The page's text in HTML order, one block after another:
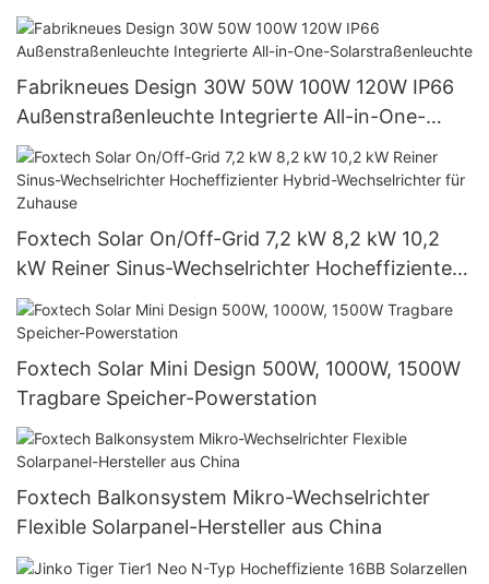
Camping Stromgenerator
Fabrikneues Design 30W 50W 100W 120W IP66
Außenstraßenleuchte Integrierte All-in-One-
Solarstraßenleuchte
Foxtech Solar On/Off-Grid 7,2 kW 8,2 kW 10,2
kW Reiner Sinus-Wechselrichter Hocheffizienter
Hybrid-Wechselrichter für Zuhause
Foxtech Solar Mini Design 500W, 1000W, 1500W
Tragbare Speicher-Powerstation
Foxtech Balkonsystem Mikro-Wechselrichter
Flexible Solarpanel-Hersteller aus China